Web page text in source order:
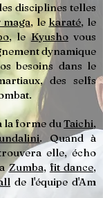
disciplines telles
, le karaté, le
, leKyushovous
dynamique
besoins dans le
des selfs
forme duTaichi,
. Quand à
elle, écho
Zumba, fit dance,
de l'équipe d'Am